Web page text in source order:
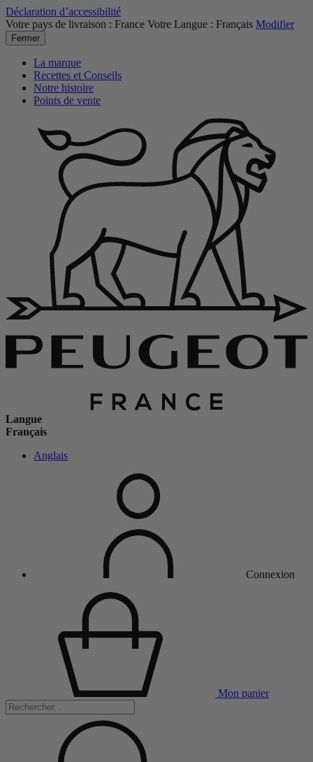
Déclaration d’accessibilité
Votre pays de livraison : France Votre Langue : Français Modifier
Fermer
La marque
Recettes et Conseils
Notre histoire
Points de vente
Langue
Français
Anglais
Connexion
Mon panier